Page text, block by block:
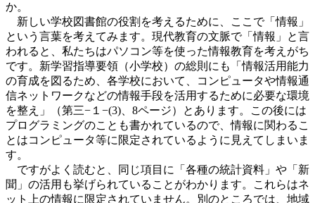
か。
新しい学校図書館の役割を考えるために、ここで「情報」
という言葉を考えてみます。現代教育の文脈で「情報」と言
われると、私たちはパソコン等を使った情報教育を考えがち
です。新学習指導要領（小学校）の総則にも「情報活用能力
の育成を図るため、各学校において、コンピュータや情報通
信ネットワークなどの情報手段を活用するために必要な環境
を整え」（第三−１−(3)、8ページ）とあります。この後には
プログラミングのことも書かれているので、情報に関わるこ
とはコンピュータ等に限定されているように見えてしまいま
す。
ですがよく読むと、同じ項目に「各種の統計資料」や「新
聞」の活用も挙げられていることがわかります。これらはネ
ット上の情報に限定されていません。別のところでは、地域